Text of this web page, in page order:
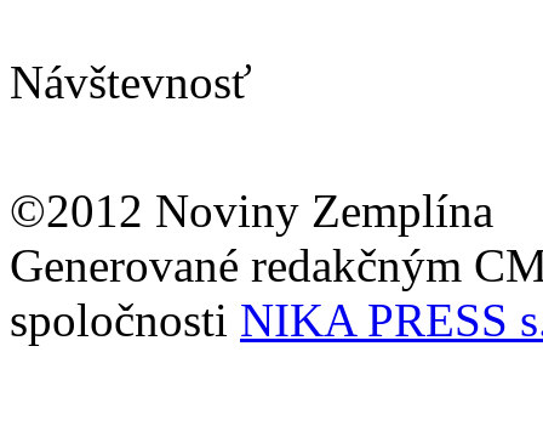
Návštevnosť
©2012 Noviny Zemplína
Generované redakčným
spoločnosti NIKA PRESS